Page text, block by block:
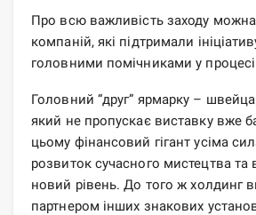
Про всю важливість заходу
компаній, які підтримали
головними помічниками у процесі
Головний “друг” ярмарку –
який не пропускає виставку вже
цьому фінансовий гігант усіма
розвиток сучасного мистецтва та
новий рівень. До того ж холдинг
партнером інших знакових